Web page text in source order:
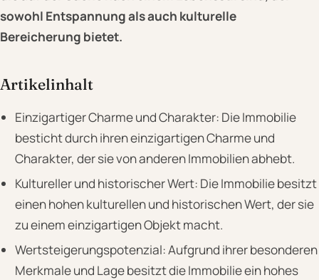
sowohl Entspannung als auch kulturelle
Bereicherung bietet.
Artikelinhalt
Einzigartiger Charme und Charakter: Die Immobilie
besticht durch ihren einzigartigen Charme und
Charakter, der sie von anderen Immobilien abhebt.
Kultureller und historischer Wert: Die Immobilie besitzt
einen hohen kulturellen und historischen Wert, der sie
zu einem einzigartigen Objekt macht.
Wertsteigerungspotenzial: Aufgrund ihrer besonderen
Merkmale und Lage besitzt die Immobilie ein hohes